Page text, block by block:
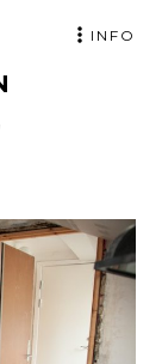
INFO